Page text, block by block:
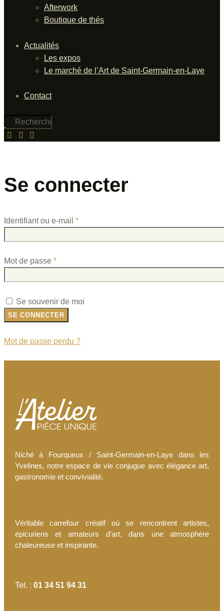
Afterwork
Boutique de thés
Actualités
Les expos
Le marché de l’Art de Saint-Germain-en-Laye
Contact
Se connecter
Identifiant ou e-mail *Obligatoire
Mot de passe *Obligatoire
Se souvenir de moi
SE CONNECTER
Mot de passe perdu ?
Niché à Fourqueux / Saint-Germain-en-Laye dans les
Yvelines, notre espace de vie conjugue avec élégance art,
gastronomie et convivialité.
Véritable carrefour créatif où se rencontrent artistes,
épicuriens et amateurs d’art, dans une atmosphère
chaleureuse et inspirante.
Tel. : 01 34 51 94 31